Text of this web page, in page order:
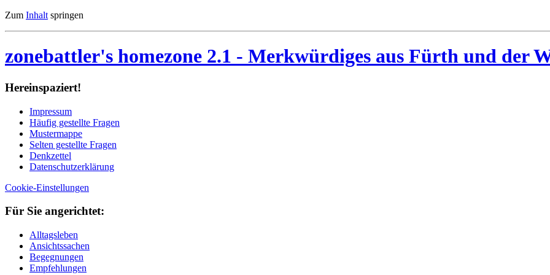
Zum Inhalt springen
zonebattler's homezone 2.1 - Merkwürdiges aus Fürth und der
Her­ein­spa­ziert!
Im­pres­sum
Häu­fig ge­stell­te Fra­gen
Mu­ster­map­pe
Sel­ten ge­stell­te Fra­gen
Denk­zet­tel
Da­ten­schutz­er­klä­rung
Cookie-Einstellungen
Für Sie an­ge­rich­tet:
Alltagsleben
Ansichtssachen
Begegnungen
Empfehlungen